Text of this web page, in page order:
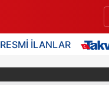
RESMİ İLANLAR